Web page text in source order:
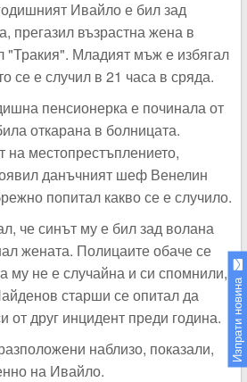
Ивайло е бил зад
прегазил възрастна жена в
"Тракия". Младият мъж е избягал
се е случил в 21 часа в сряда.
пенсионерка е починала от
откарана в болницата.
на местопрестъплението,
данъчният шеф Венелин
попитал какво се е случило.
че синът му е бил зад волана
жената. Полицаите обаче се
му не е случайна и си спомнили,
старши се опитал да
от друг инцидент преди година.
наблизо, показали,
на Ивайло.
Изпрати новина